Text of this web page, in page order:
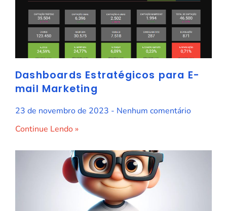
Dashboards Estratégicos para E-
mail Marketing
23 de novembro de 2023
Nenhum comentário
Continue Lendo »